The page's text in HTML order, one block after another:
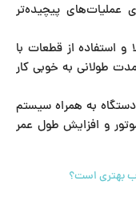
عملیات‌های پیچیده‌تر
استفاده از قطعات با
طولانی به خوبی کار
به همراه سیستم
و افزایش طول عمر